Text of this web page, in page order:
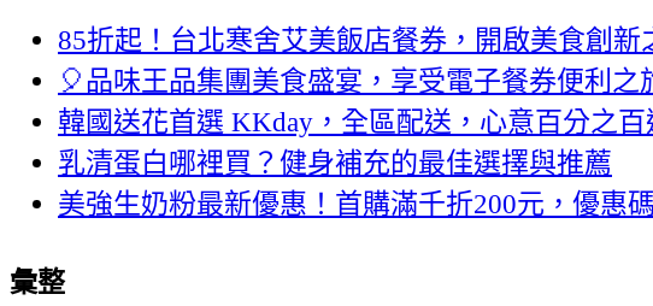
85折起！台北寒舍艾美飯店餐券，開啟美食創新
🎈品味王品集團美食盛宴，享受電子餐券便利之
韓國送花首選 KKday，全區配送，心意百分之百
乳清蛋白哪裡買？健身補充的最佳選擇與推薦
美強生奶粉最新優惠！首購滿千折200元，優惠
彙整